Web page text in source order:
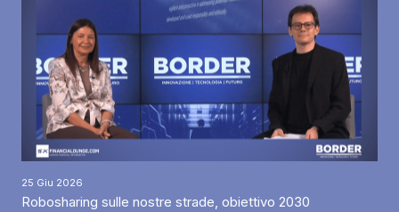
25 Giu 2026
Robosharing sulle nostre strade, obiettivo 2030